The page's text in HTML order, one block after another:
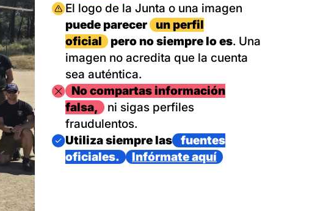
Imagen
El logo de la Junta o una imagen
puede parecer
un perfil
oficial
pero no siempre lo es. Una
imagen no acredita que la cuenta
sea auténtica.
ImagenNo compartas información
falsa,
ni sigas perfiles
fraudulentos.
Imagen
Utiliza siempre las
fuentes
oficiales.
Infórmate aquí